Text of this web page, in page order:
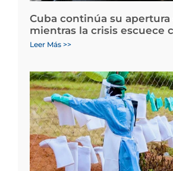
Cuba continúa su
mientras la crisis escuece
Leer Más >>